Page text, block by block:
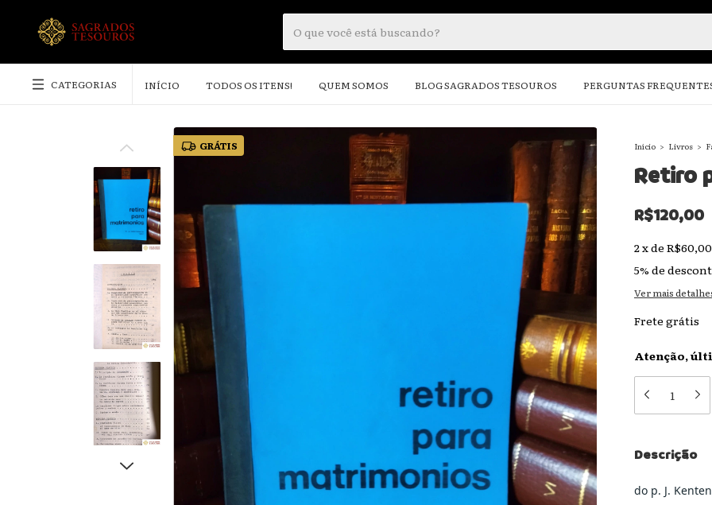
CATEGORIAS INÍCIO TODOS OS ITENS! QUEM SOMOS BLOG SAGRADOS TESOUROS PERGUNTAS
GRÁTIS Início > Livros >
Retiro
R$120,00
2xde R$60,00
5% de
Ver mais
Frete grátis
Atenção,
Descrição
do p. J.